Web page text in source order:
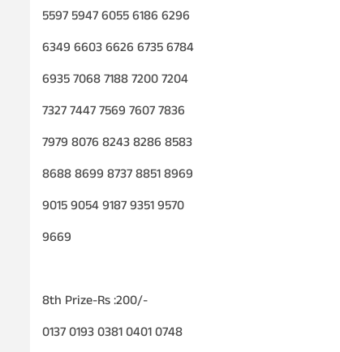
5597 5947 6055 6186 6296
6349 6603 6626 6735 6784
6935 7068 7188 7200 7204
7327 7447 7569 7607 7836
7979 8076 8243 8286 8583
8688 8699 8737 8851 8969
9015 9054 9187 9351 9570
9669
8th Prize-Rs :200/-
0137 0193 0381 0401 0748